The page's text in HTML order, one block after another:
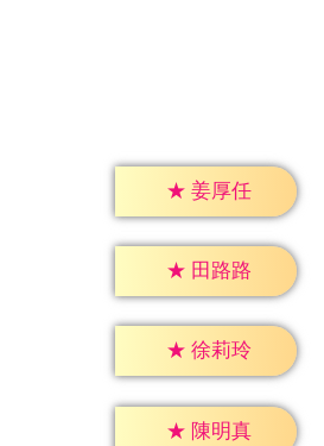
★ 姜厚任
★ 田路路
★ 徐莉玲
★ 陳明真